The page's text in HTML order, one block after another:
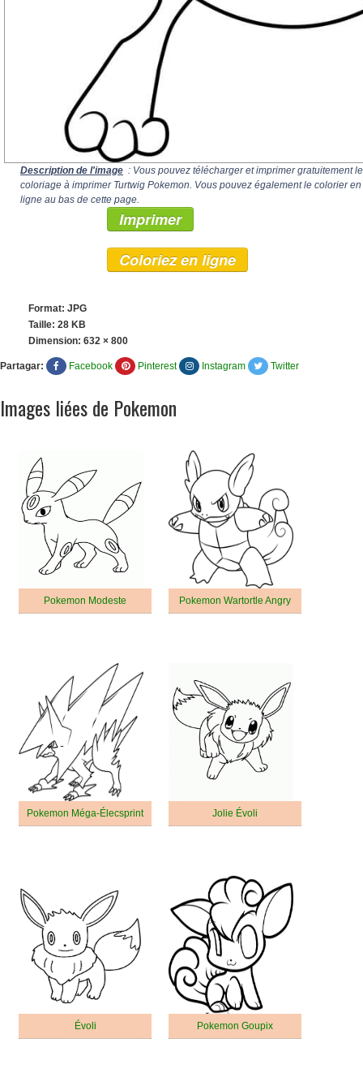
Description de l'image : Vous pouvez télécharger et imprimer gratuitement le
coloriage à imprimer Turtwig Pokemon. Vous pouvez également le colorier en
ligne au bas de cette page.
Imprimer
Coloriez en ligne
Format: JPG
Taille: 28 KB
Dimension: 632 × 800
Partagar: Facebook Pinterest Instagram Twitter
Images liées de Pokemon
Pokemon Modeste Pokemon Wartortle Angry
Pokemon Méga-Élecsprint Jolie Évoli
Évoli Pokemon Goupix